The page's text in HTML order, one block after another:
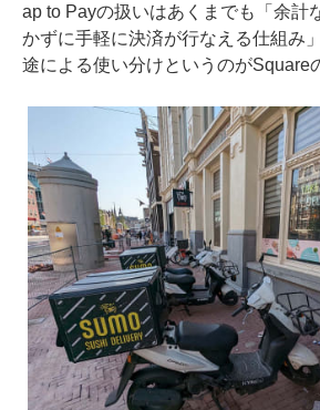
ap to Payの扱いはあくまでも「余計
かずに手軽に決済が行なえる仕組み
途による使い分けというのがSquare